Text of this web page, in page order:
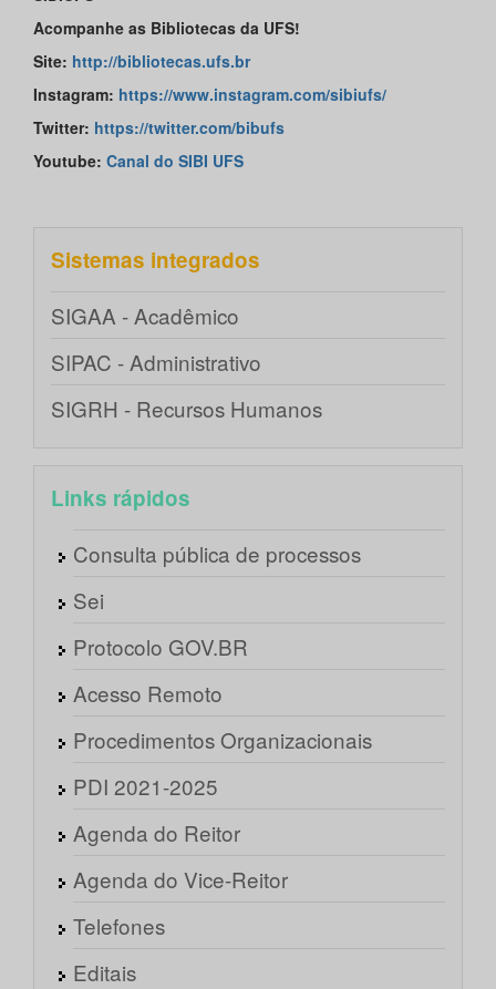
Acompanhe as Bibliotecas da UFS!
Site: http://bibliotecas.ufs.br
Instagram: https://www.instagram.com/sibiufs/
Twitter: https://twitter.com/bibufs
Youtube: Canal do SIBI UFS
Sistemas integrados
SIGAA - Acadêmico
SIPAC - Administrativo
SIGRH - Recursos Humanos
Links rápidos
Consulta pública de processos
Sei
Protocolo GOV.BR
Acesso Remoto
Procedimentos Organizacionais
PDI 2021-2025
Agenda do Reitor
Agenda do Vice-Reitor
Telefones
Editais